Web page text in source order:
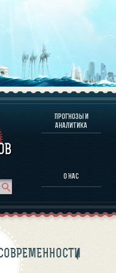
ПРОГНОЗЫ И
АНАЛИТИКА
О НАС
ЛИЧНОСТЕЙ